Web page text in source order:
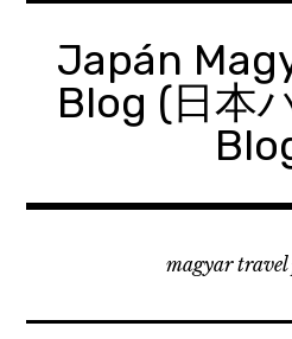
Japán
Blog (日本
magyar